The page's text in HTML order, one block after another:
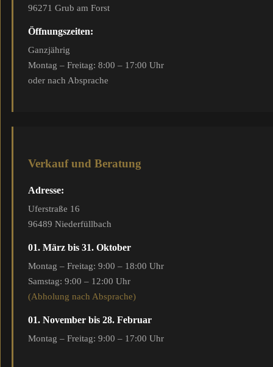
96271 Grub am Forst
Öffnungszeiten:
Ganzjährig
Montag – Freitag: 8:00 – 17:00 Uhr
oder nach Absprache
Verkauf und Beratung
Adresse:
Uferstraße 16
96489 Niederfüllbach
01. März bis 31. Oktober
Montag – Freitag: 9:00 – 18:00 Uhr
Samstag: 9:00 – 12:00 Uhr
(Abholung nach Absprache)
01. November bis 28. Februar
Montag – Freitag: 9:00 – 17:00 Uhr